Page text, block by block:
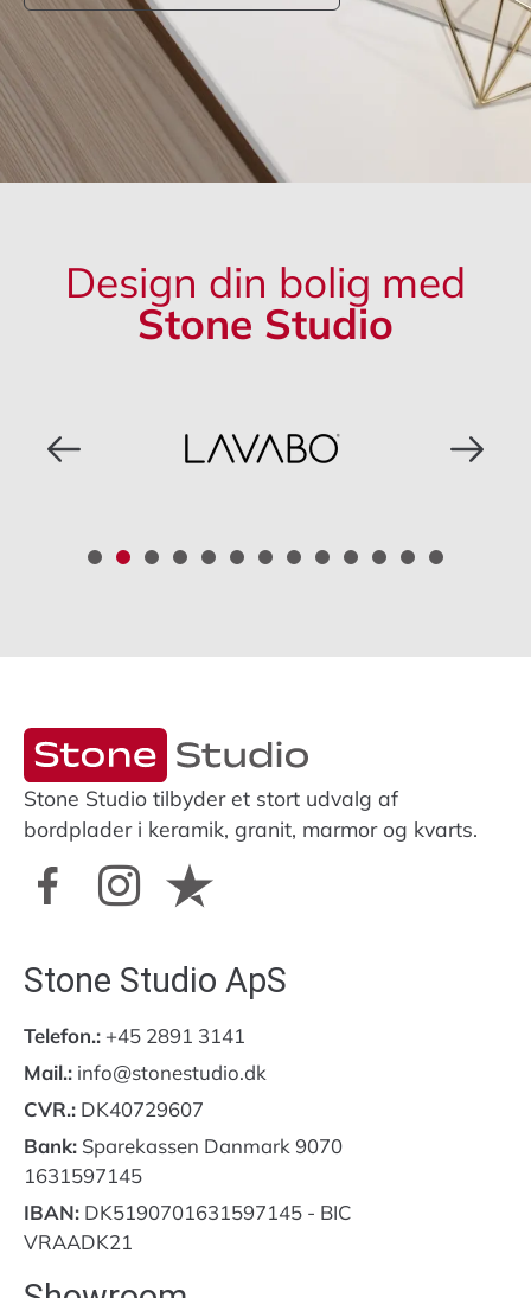
Design din bolig med
Stone Studio
Stone Studio tilbyder et stort udvalg af
bordplader i keramik, granit, marmor og kvarts.
Stone Studio ApS
Telefon.: +45 2891 3141
Mail.: info@stonestudio.dk
CVR.: DK40729607
Bank: Sparekassen Danmark 9070
1631597145
IBAN: DK5190701631597145 - BIC
VRAADK21